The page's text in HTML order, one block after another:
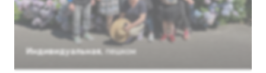
Индивидуальная пешком